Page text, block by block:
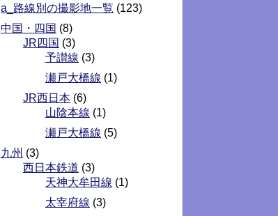
a_路線別の撮影地一覧 (123)
中国・四国 (8)
JR四国 (3)
予讃線 (3)
瀬戸大橋線 (1)
JR西日本 (6)
山陰本線 (1)
瀬戸大橋線 (5)
九州 (3)
西日本鉄道 (3)
天神大牟田線 (1)
太宰府線 (3)